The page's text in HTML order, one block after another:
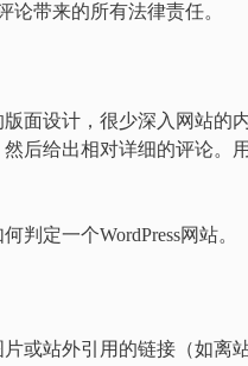
论带来的所有法律责任。
面设计，很少深入网站的
后给出相对详细的评论。
定一个WordPress网站。
或站外引用的链接（如离